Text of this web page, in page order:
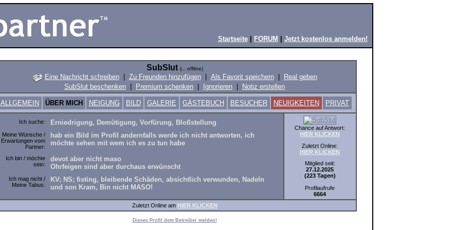
Startseite| FORUM Jetzt kostenlos anmelden!
SubSlut ( offline)
Eine Nachricht schreiben| Zu Freunden hinzufügen| Als Favorit speichern|
Real geben
SubSlut beschenken
Premium schenken Ignorieren Notiz erstellen
ALLGEMEIN ÜBER MICH NEIGUNG BILD GALERIE GÄSTEBUCH BESUCHER NEUIGKEITEN PRIVAT
Ich suche: Erniedrigung, Demütigung, Vorfürung, Bloßstellung
Meine Wünsche /
Erwartungen vom
Partner:
hab ein Bild im Profil andernfalls werde ich nicht antworten, ich
möchte sehen mit wem ich es zu tun habe
Ich bin / möchte
sein:
devot aber nicht maso
Ohrfeigen sind aber durchaus erwünscht
Ich mag nicht /
Meine Tabus:
KV; NS; fisting, bleibende Schäden, absichtlich verwunden, Nadeln
und son Kram, Bin nicht MASO!
Chance auf Antwort:
HIER KLICKEN
Zuletzt Online:
HIER KLICKEN
Mitglied seit:
27.12.2025
(223 Tagen)
Profilaufrufe
6664
Zuletzt Online am HIER KLICKEN
Dieses Profil dem Betreiber melden!